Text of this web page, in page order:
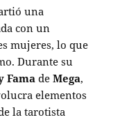
una
con un
mujeres, lo que
Durante su
FamadeMega,
elementos
la tarotista
Soto revela el